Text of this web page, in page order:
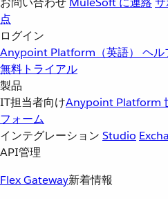
点
ログイン
Anypoint Platform（英語） ヘル
無料トライアル
製品
IT担当者向けAnypoint Platform
フォーム
インテグレーション Studio
API管理
Flex Gateway新着情報